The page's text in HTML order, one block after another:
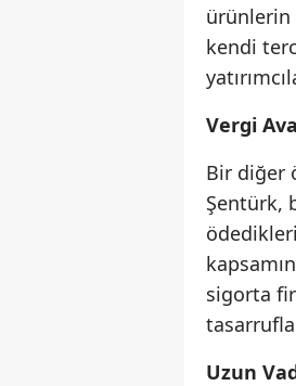
ürünlerin
kendi
Vergi
Bir diğer
Şentürk,
sigorta
Uzun